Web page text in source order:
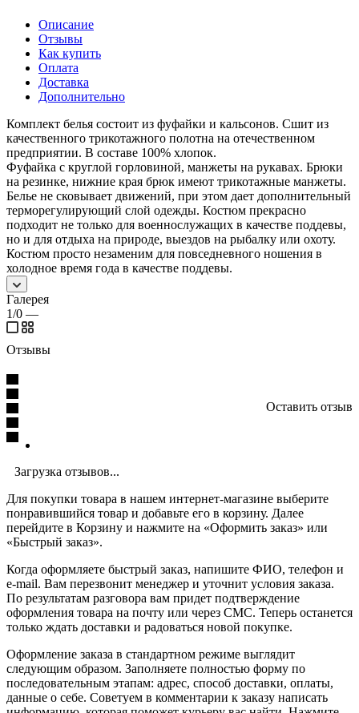
Описание
Отзывы
Как купить
Оплата
Доставка
Дополнительно
Комплект белья состоит из фуфайки и кальсонов. Сшит из
качественного трикотажного полотна на отечественном
предприятии. В составе 100% хлопок.
Фуфайка с круглой горловиной, манжеты на рукавах. Брюки
на резинке, нижние края брюк имеют трикотажные манжеты.
Белье не сковывает движений, при этом дает дополнительный
терморегулирующий слой одежды. Костюм прекрасно
подходит не только для военнослужащих в качестве поддевы,
но и для отдыха на природе, выездов на рыбалку или охоту.
Костюм просто незаменим для повседневного ношения в
холодное время года в качестве поддевы.
Галерея
1/0 —
Отзывы
Оставить отзыв
Загрузка отзывов...
Для покупки товара в нашем интернет-магазине выберите
понравившийся товар и добавьте его в корзину. Далее
перейдите в Корзину и нажмите на «Оформить заказ» или
«Быстрый заказ».
Когда оформляете быстрый заказ, напишите ФИО, телефон и
e-mail. Вам перезвонит менеджер и уточнит условия заказа.
По результатам разговора вам придет подтверждение
оформления товара на почту или через СМС. Теперь останется
только ждать доставки и радоваться новой покупке.
Оформление заказа в стандартном режиме выглядит
следующим образом. Заполняете полностью форму по
последовательным этапам: адрес, способ доставки, оплаты,
данные о себе. Советуем в комментарии к заказу написать